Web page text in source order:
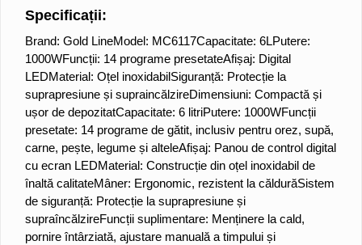
Specificații:
Brand: Gold LineModel: MC6117Capacitate: 6LPutere:
1000WFuncții: 14 programe presetateAfișaj: Digital
LEDMaterial: Oțel inoxidabilSiguranță: Protecție la
suprapresiune și supraincălzireDimensiuni: Compactă și
ușor de depozitatCapacitate: 6 litriPutere: 1000WFuncții
presetate: 14 programe de gătit, inclusiv pentru orez, supă,
carne, pește, legume și alteleAfișaj: Panou de control digital
cu ecran LEDMaterial: Construcție din oțel inoxidabil de
înaltă calitateMâner: Ergonomic, rezistent la căldurăSistem
de siguranță: Protecție la suprapresiune și
supraîncălzireFuncții suplimentare: Menținere la cald,
pornire întârziată, ajustare manuală a timpului și